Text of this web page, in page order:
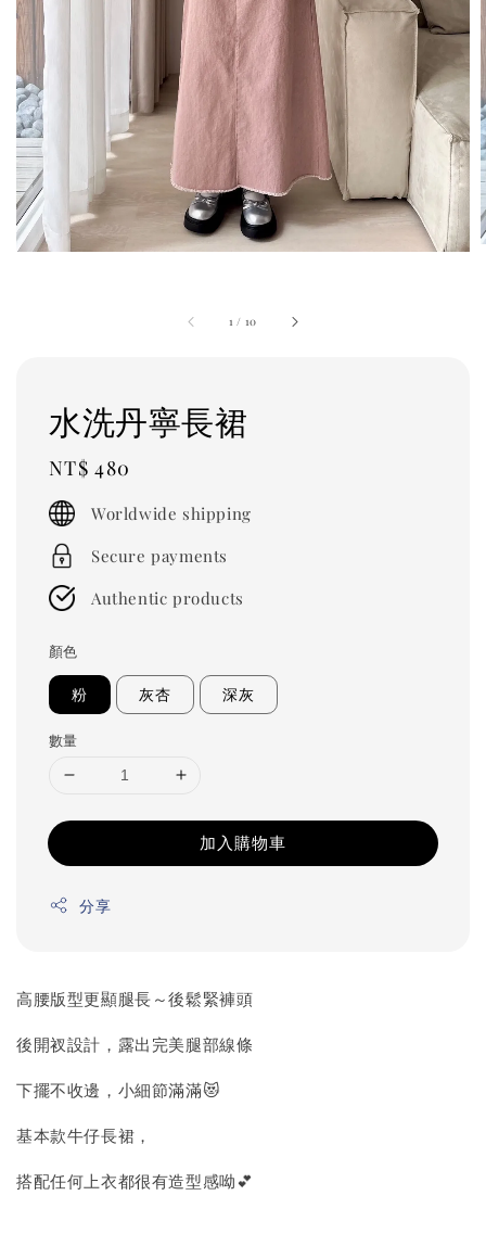
1 / 10
水洗丹寧長裙
Regular
price
NT$ 480
Worldwide shipping
Secure payments
Authentic products
顏色
粉 灰杏 深灰
數量
加入購物車
分享
高腰版型更顯腿長～後鬆緊褲頭
後開衩設計，露出完美腿部線條
下擺不收邊，小細節滿滿😻
基本款牛仔長裙，
搭配任何上衣都很有造型感呦💕